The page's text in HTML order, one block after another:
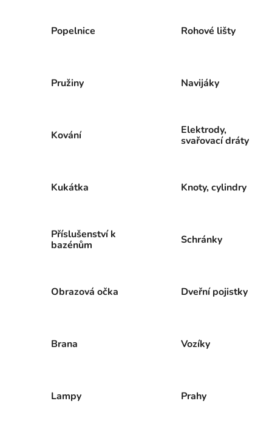
Popelnice Rohové lišty
Pružiny Navijáky
Kování
Elektrody,
svařovací dráty
Kukátka Knoty, cylindry
Příslušenství k
bazénům
Schránky
Obrazová očka Dveřní pojistky
Brana Vozíky
Lampy Prahy